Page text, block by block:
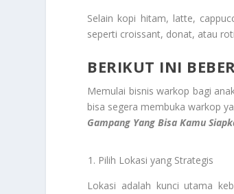
Selain kopi hitam, latte,
seperti croissant, donat, atau
BERIKUT INI
Memulai bisnis warkop bagi
bisa segera membuka warkop
Gampang Yang Bisa Kamu
Pilih Lokasi yang Strategis
Lokasi adalah kunci utama